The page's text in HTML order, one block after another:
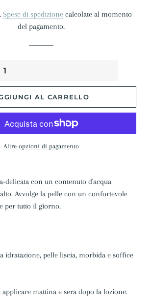
listino
Spese di spedizionecalcolate al momento
del pagamento.
AL CARRELLO
Altre opzioni di pagamento
delicata con un contenuto d'acqua
Avvolge la pelle con un confortevole
per tutto il giorno.
idratazione, pelle liscia, morbida e soffice
applicare mattina e sera dopo la lozione.